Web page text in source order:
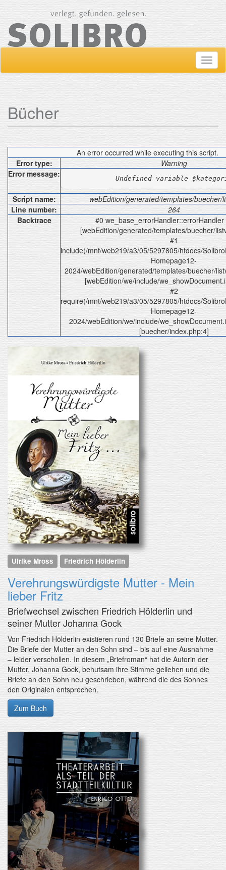
ein-/
Bücher
An error occurred while executing this script.
Error type:
Warning
Error message:
Undefined variable
Script name:
webEdition/generated/templates/buecher/
Line number:
264
Backtrace
#0 we_base_errorHandler::errorHandler
[webEdition/generated/templates/buecher/
#1
include(/mnt/web219/a3/05/5297805/htdocs/
Homepage12-
2024/webEdition/generated/templates/buecher/
[webEdition/we/include/
#2
require(/mnt/web219/a3/05/5297805/htdocs/
Homepage12-
2024/webEdition/we/include/
[buecher/index.php:4]
Ulrike Mross Friedrich Hölderlin
Verehrungswürdigste Mutter - Mein
lieber Fritz
Briefwechsel zwischen Friedrich Hölderlin und
seiner Mutter Johanna Gock
Von Friedrich Hölderlin existieren rund 130 Briefe an seine Mutter.
Die Briefe der Mutter an den Sohn sind – bis auf eine Ausnahme
– leider verschollen. In diesem „Briefroman“ hat die Autorin der
Mutter, Johanna Gock, behutsam ihre Stimme geliehen und die
Briefe an den Sohn neu geschrieben, während die des Sohnes
den Originalen entsprechen.
Zum Buch